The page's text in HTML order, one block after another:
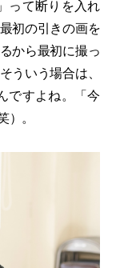
って断りを入れ
初の引きの画を
から最初に撮っ
ういう場合は、
ですよね。「今
。